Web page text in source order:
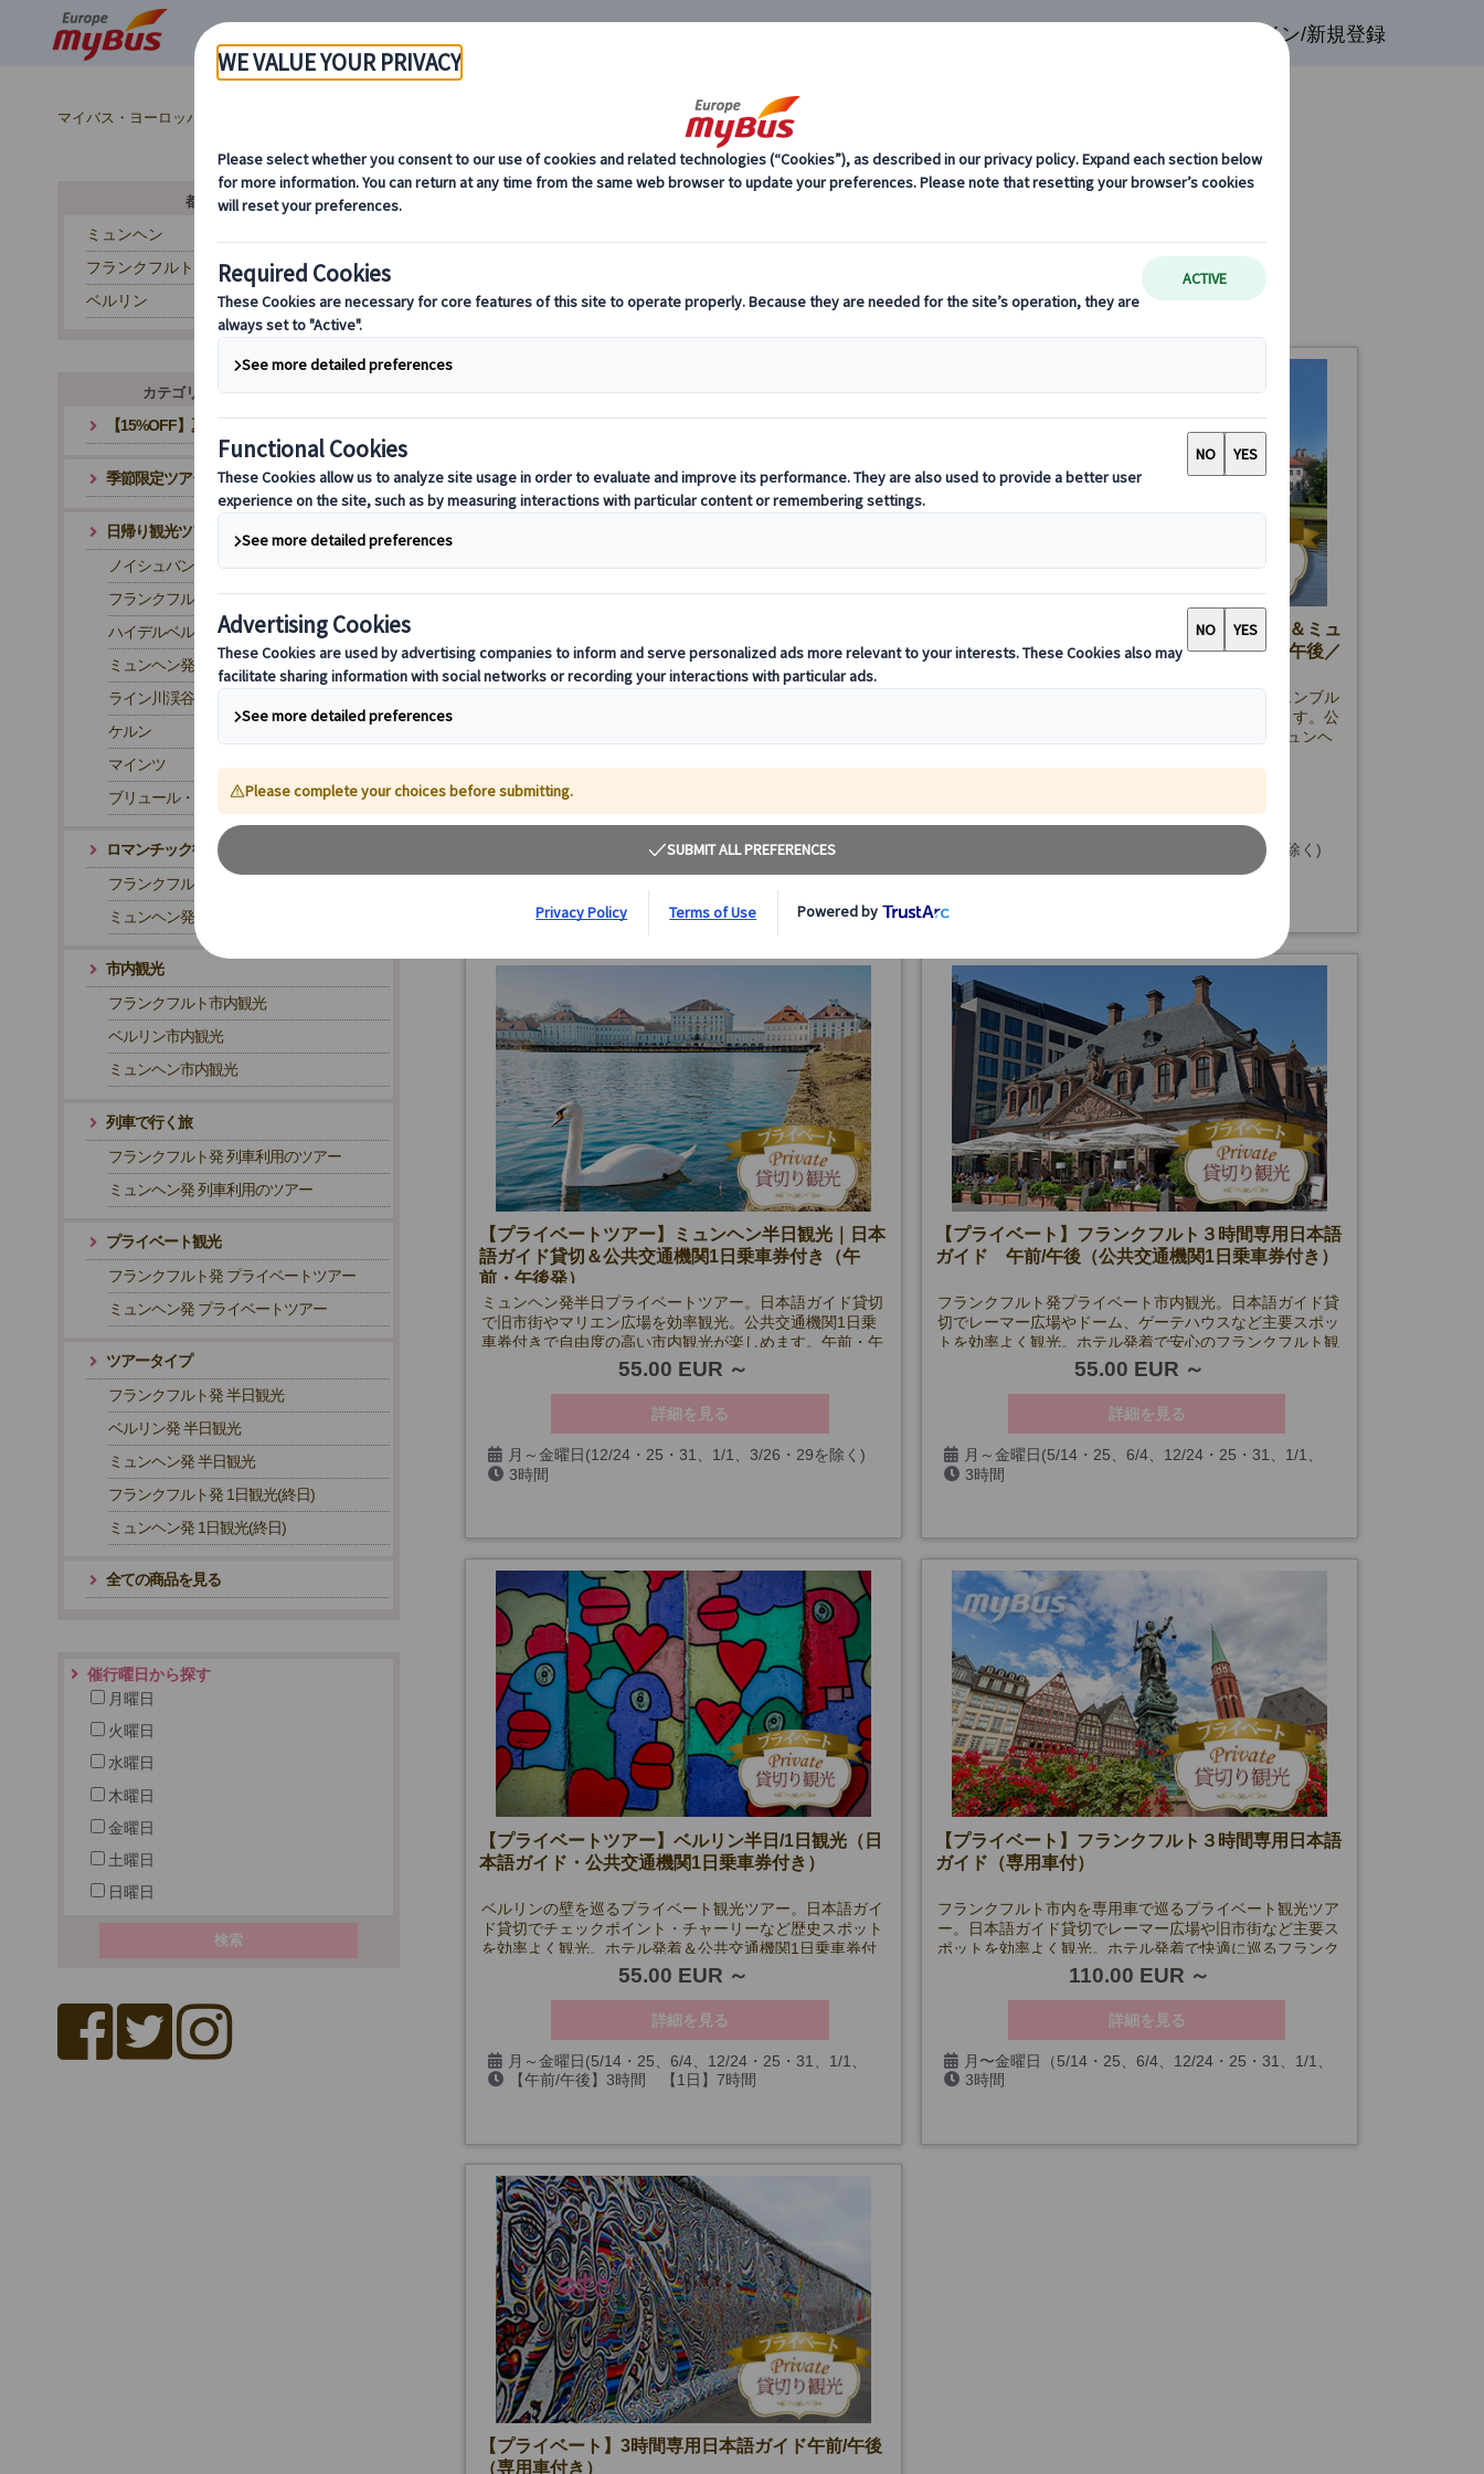
ログイン/新規登録
マイバス・ヨーロッパ
デンツ宮殿＆旧市街 日本語ガイド付き（午前・午
後/公共交通機関1日券付き）
65.00 EUR
月～金曜日(12/24・25・31、1/1、3/26・29を除く)
【プライベートツアー】ニンフェンブルク城＆ミュ
ンヘン半日観光｜日本語ガイド付き（午前・午後／
ミュンヘン半日プライベート観光ツアー。ニンフェンブル
ク城と旧市街を日本語ガイド付きで効率よく巡ります。公
共交通機関1日乗車券付き＆ホテル発着で安心のミュンヘ
65.00 EUR
月～金曜日(12/24・25・31、1/1、3/26・29を除く)
【プライベートツアー】ミュンヘン半日観光｜日本
語ガイド貸切＆公共交通機関1日乗車券付き（午
前・午後発）
ミュンヘン発半日プライベートツアー。日本語ガイド貸切
で旧市街やマリエン広場を効率観光。公共交通機関1日乗
車券付きで自由度の高い市内観光が楽しめます。午前・午
55.00 EUR
詳細を見る
月～金曜日(12/24・25・31、1/1、3/26・29を除く)
3時間
【プライベート】フランクフルト３時間専用日本語
ガイド 午前/午後（公共交通機関1日乗車券付き）
フランクフルト発プライベート市内観光。日本語ガイド貸
切でレーマー広場やドーム、ゲーテハウスなど主要スポッ
トを効率よく観光。ホテル発着で安心のフランクフルト観
55.00 EUR
詳細を見る
月～金曜日(5/14・25、6/4、12/24・25・31、1/1、
3/26・29を除く)
3時間
【プライベートツアー】ベルリン半日/1日観光（日
本語ガイド・公共交通機関1日乗車券付き）
ベルリンの壁を巡るプライベート観光ツアー。日本語ガイ
ド貸切でチェックポイント・チャーリーなど歴史スポット
を効率よく観光。ホテル発着＆公共交通機関1日乗車券付
きで安心のベルリン市内観光です。
55.00 EUR
詳細を見る
月～金曜日(5/14・25、6/4、12/24・25・31、1/1、
3/26・29を除く)
【午前/午後】3時間 【1日】7時間
【プライベート】フランクフルト３時間専用日本語
ガイド（専用車付）
フランクフルト市内を専用車で巡るプライベート観光ツア
ー。日本語ガイド貸切でレーマー広場や旧市街など主要ス
ポットを効率よく観光。ホテル発着で快適に巡るフランク
110.00 EUR
詳細を見る
月〜金曜日（5/14・25、6/4、12/24・25・31、1/1、
3/26・29を除く）
3時間
【プライベート】3時間専用日本語ガイド午前/午後
（専用車付き）
都市から探す
ミュンヘン
フランクフルト
ベルリン
カテゴリ・テーマから探す
【15%OFF】夏旅応援キャンペーン
季節限定ツアー
日帰り観光ツアー
ノイシュバンシュタイン城
フランクフルト発 ローテンブルク
ハイデルベルク
ミュンヘン発 ローテンブルク
ライン川渓谷
ケルン
マインツ
ブリュール・アウグストゥスブルク城
ロマンチック街道
フランクフルト発 ロマンチック街道ツアー
ミュンヘン発 ロマンチック街道ツアー
市内観光
フランクフルト市内観光
ベルリン市内観光
ミュンヘン市内観光
列車で行く旅
フランクフルト発 列車利用のツアー
ミュンヘン発 列車利用のツアー
プライベート観光
フランクフルト発 プライベートツアー
ミュンヘン発 プライベートツアー
ツアータイプ
フランクフルト発 半日観光
ベルリン発 半日観光
ミュンヘン発 半日観光
フランクフルト発 1日観光(終日)
ミュンヘン発 1日観光(終日)
全ての商品を見る
催行曜日から探す
月曜日
火曜日
水曜日
木曜日
金曜日
土曜日
日曜日